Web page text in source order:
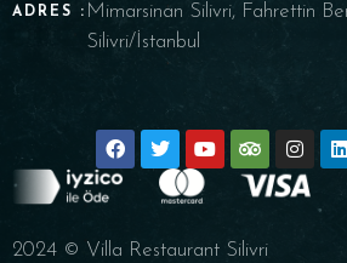
ADRES : Mimarsinan Silivri, Fahrettin
Silivri/İstanbul
2024 © Villa Restaurant Silivri